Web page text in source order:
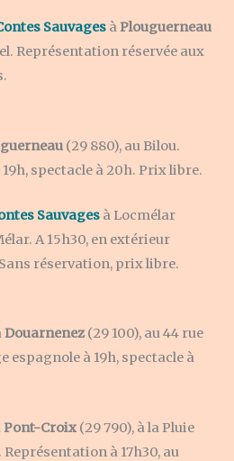
Sauvages àPlouguerneau
Représentation réservée aux
(29 880), au Bilou.
spectacle à 20h. Prix libre.
Sauvages à Locmélar
A 15h30, en extérieur
réservation, prix libre.
Douarnenez (29 100), au 44 rue
espagnole à 19h, spectacle à
Pont-Croix (29 790), à la Pluie
Représentation à 17h30, au